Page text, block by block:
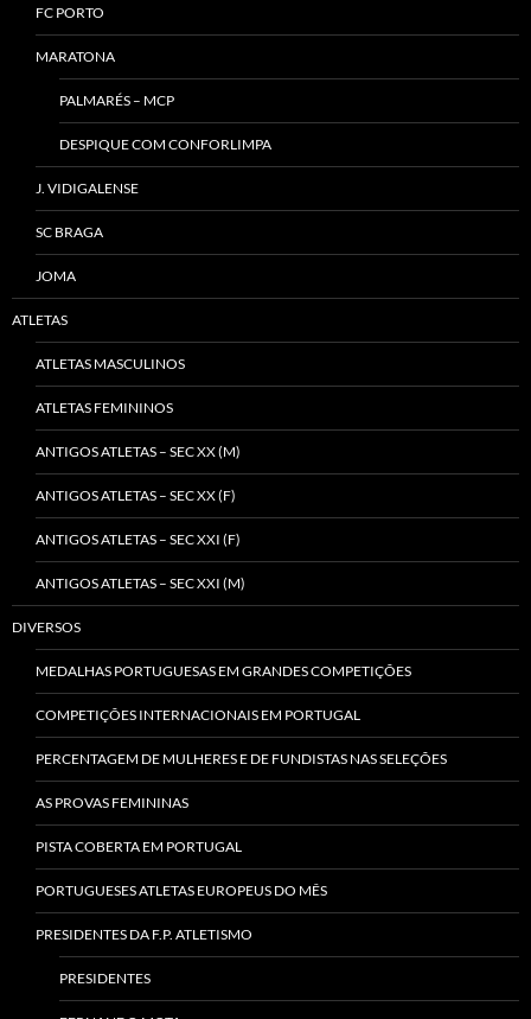
FC PORTO
MARATONA
PALMARÉS – MCP
DESPIQUE COM CONFORLIMPA
J. VIDIGALENSE
SC BRAGA
JOMA
ATLETAS
ATLETAS MASCULINOS
ATLETAS FEMININOS
ANTIGOS ATLETAS – SEC XX (M)
ANTIGOS ATLETAS – SEC XX (F)
ANTIGOS ATLETAS – SEC XXI (F)
ANTIGOS ATLETAS – SEC XXI (M)
DIVERSOS
MEDALHAS PORTUGUESAS EM GRANDES COMPETIÇÕES
COMPETIÇÕES INTERNACIONAIS EM PORTUGAL
PERCENTAGEM DE MULHERES E DE FUNDISTAS NAS SELEÇÕES
AS PROVAS FEMININAS
PISTA COBERTA EM PORTUGAL
PORTUGUESES ATLETAS EUROPEUS DO MÊS
PRESIDENTES DA F.P. ATLETISMO
PRESIDENTES